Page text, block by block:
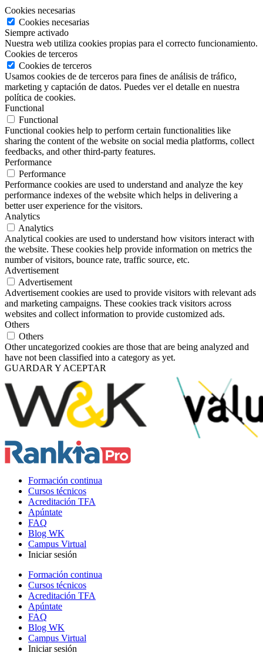
Cookies necesarias
Cookies necesarias
Siempre activado
Nuestra web utiliza cookies propias para el correcto funcionamiento.
Cookies de terceros
Cookies de terceros
Usamos cookies de de terceros para fines de análisis de tráfico,
marketing y captación de datos. Puedes ver el detalle en nuestra
política de cookies.
Functional
Functional
Functional cookies help to perform certain functionalities like
sharing the content of the website on social media platforms, collect
feedbacks, and other third-party features.
Performance
Performance
Performance cookies are used to understand and analyze the key
performance indexes of the website which helps in delivering a
better user experience for the visitors.
Analytics
Analytics
Analytical cookies are used to understand how visitors interact with
the website. These cookies help provide information on metrics the
number of visitors, bounce rate, traffic source, etc.
Advertisement
Advertisement
Advertisement cookies are used to provide visitors with relevant ads
and marketing campaigns. These cookies track visitors across
websites and collect information to provide customized ads.
Others
Others
Other uncategorized cookies are those that are being analyzed and
have not been classified into a category as yet.
GUARDAR Y ACEPTAR
Formación continua
Cursos técnicos
Acreditación TFA
Apúntate
FAQ
Blog WK
Campus Virtual
Iniciar sesión
Formación continua
Cursos técnicos
Acreditación TFA
Apúntate
FAQ
Blog WK
Campus Virtual
Iniciar sesión